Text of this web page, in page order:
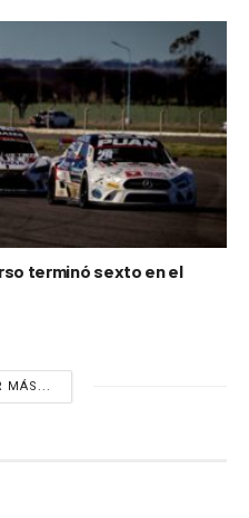
terminó sexto en el
MÁS...